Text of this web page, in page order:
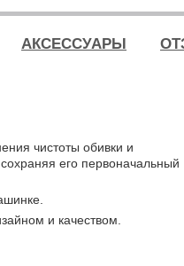
АКСЕССУАРЫ
чистоты обивки и
его первоначальный
и качеством.